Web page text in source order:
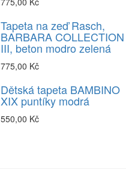
Tapeta na zeď Rasch,
BARBARA COLLECTION
III, beton modro zelená
775,00 Kč
Dětská tapeta BAMBINO
XIX puntíky modrá
550,00 Kč